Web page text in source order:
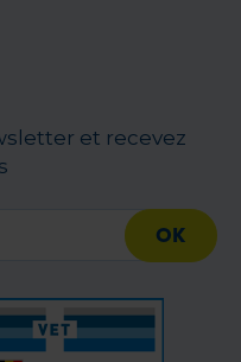
et recevez
OK